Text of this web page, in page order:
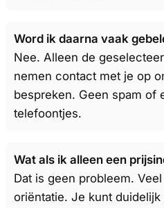
Word ik daarna vaak
Nee. Alleen de
nemen contact met je op
bespreken. Geen spam of
telefoontjes.
Wat als ik alleen een
Dat is geen probleem.
oriëntatie. Je kunt